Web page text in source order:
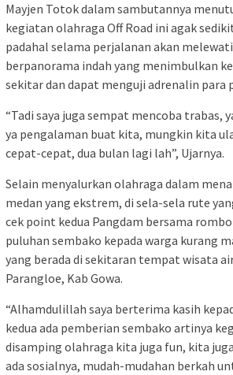
Mayjen Totok dalam sambutannya
kegiatan olahraga Off Road ini agak
padahal selama perjalanan akan
berpanorama indah yang menimbulkan
sekitar dan dapat menguji adrenalin para
“Tadi saya juga sempat mencoba trabas,
ya pengalaman buat kita, mungkin kita
cepat-cepat, dua bulan lagi lah”, Ujarnya.
Selain menyalurkan olahraga dalam
medan yang ekstrem, di sela-sela rute
cek point kedua Pangdam bersama
puluhan sembako kepada warga kurang
yang berada di sekitaran tempat wisata
Parangloe, Kab Gowa.
“Alhamdulillah saya berterima kasih
kedua ada pemberian sembako artinya
disamping olahraga kita juga fun, kita
ada sosialnya, mudah-mudahan berkah